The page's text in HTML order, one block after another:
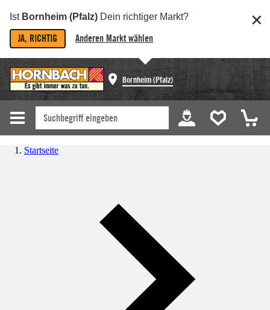
Ist Bornheim (Pfalz) Dein richtiger Markt?
JA, RICHTIG Anderen Markt wählen
Bornheim (Pfalz)
Startseite